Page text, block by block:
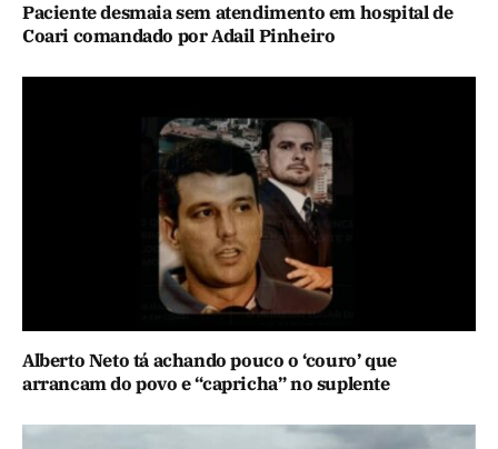
Paciente desmaia sem atendimento em hospital de
Coari comandado por Adail Pinheiro
Alberto Neto tá achando pouco o ‘couro’ que
arrancam do povo e “capricha” no suplente